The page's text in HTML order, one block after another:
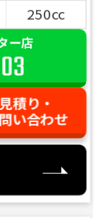
250cc
ー店
積り・
い合わせ